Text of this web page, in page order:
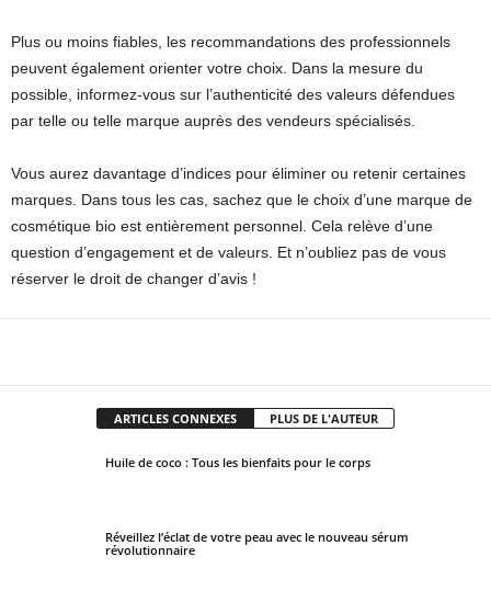
Plus ou moins fiables, les recommandations des professionnels
peuvent également orienter votre choix. Dans la mesure du
possible, informez-vous sur l’authenticité des valeurs défendues
par telle ou telle marque auprès des vendeurs spécialisés.
Vous aurez davantage d’indices pour éliminer ou retenir certaines
marques. Dans tous les cas, sachez que le choix d’une marque de
cosmétique bio est entièrement personnel. Cela relève d’une
question d’engagement et de valeurs. Et n’oubliez pas de vous
réserver le droit de changer d’avis !
ARTICLES CONNEXES PLUS DE L'AUTEUR
Huile de coco : Tous les bienfaits pour le corps
Réveillez l’éclat de votre peau avec le nouveau sérum
révolutionnaire